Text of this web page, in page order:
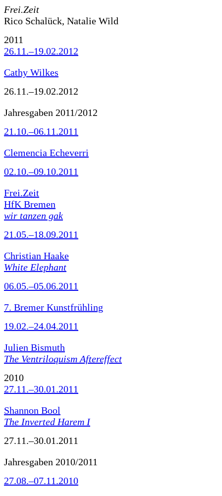
Frei.Zeit
Rico Schalück, Natalie Wild
2011
26.11.–19.02.2012
Cathy Wilkes
26.11.–19.02.2012
Jahresgaben 2011/2012
21.10.–06.11.2011
Clemencia Echeverri
02.10.–09.10.2011
Frei.Zeit
HfK Bremen
wir tanzen gak
21.05.–18.09.2011
Christian Haake
White Elephant
06.05.–05.06.2011
7. Bremer Kunstfrühling
19.02.–24.04.2011
Julien Bismuth
The Ventriloquism Aftereffect
2010
27.11.–30.01.2011
Shannon Bool
The Inverted Harem I
27.11.–30.01.2011
Jahresgaben 2010/2011
27.08.–07.11.2010